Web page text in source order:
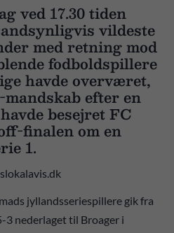
ved 17.30 tiden
vildeste
med retning mod
fodboldspillere
havde overværet,
efter en
besejret FC
finalen om en
1.
jyllandsseriespillere gik fra
3 nederlaget til Broager i